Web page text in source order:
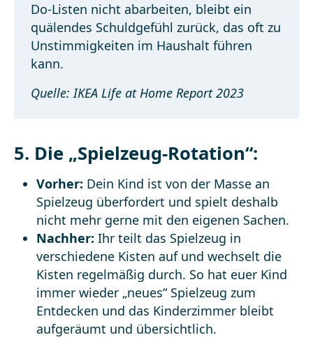
Do-Listen nicht abarbeiten, bleibt ein
quälendes Schuldgefühl zurück, das oft zu
Unstimmigkeiten im Haushalt führen
kann.
Quelle: IKEA Life at Home Report 2023
5. Die „Spielzeug-Rotation“:
Vorher: Dein Kind ist von der Masse an
Spielzeug überfordert und spielt deshalb
nicht mehr gerne mit den eigenen Sachen.
Nachher: Ihr teilt das Spielzeug in
verschiedene Kisten auf und wechselt die
Kisten regelmäßig durch. So hat euer Kind
immer wieder „neues“ Spielzeug zum
Entdecken und das Kinderzimmer bleibt
aufgeräumt und übersichtlich.